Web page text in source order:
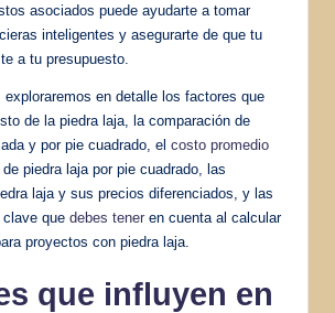
asociados puede ayudarte a tomar
inteligentes y asegurarte de que tu
a tu presupuesto.
en detalle los factores que
de la piedra laja, la comparación de
y por pie cuadrado, el costo promedio
piedra laja por pie cuadrado, las
laja y sus precios diferenciados, y las
que debes tener en cuenta al calcular
proyectos con piedra laja.
que influyen en